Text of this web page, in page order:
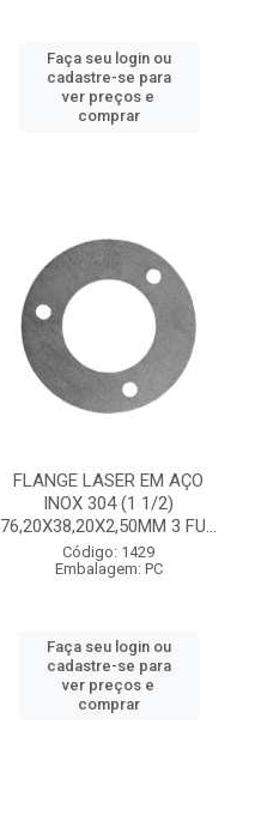
Faça seu login ou
cadastre-se para
ver preços e
comprar
FLANGE LASER EM AÇO
INOX 304 (1 1/2)
76,20X38,20X2,50MM 3 FU...
Código: 1429
Embalagem: PC
Faça seu login ou
cadastre-se para
ver preços e
comprar